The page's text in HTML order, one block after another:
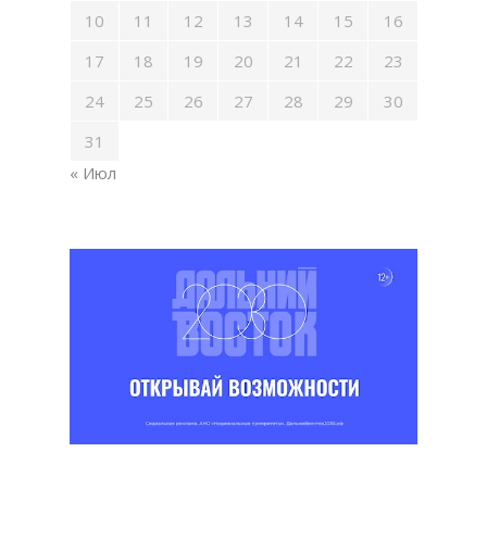
10
11 12 13 14 15
16
17
18 19 20 21 22
23
24
25 26 27 28 29
30
31
« Июл